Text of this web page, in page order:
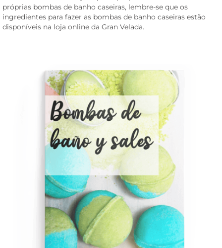
próprias bombas de banho caseiras, lembre-se que os
ingredientes para fazer as bombas de banho caseiras estão
disponíveis na loja online da Gran Velada.